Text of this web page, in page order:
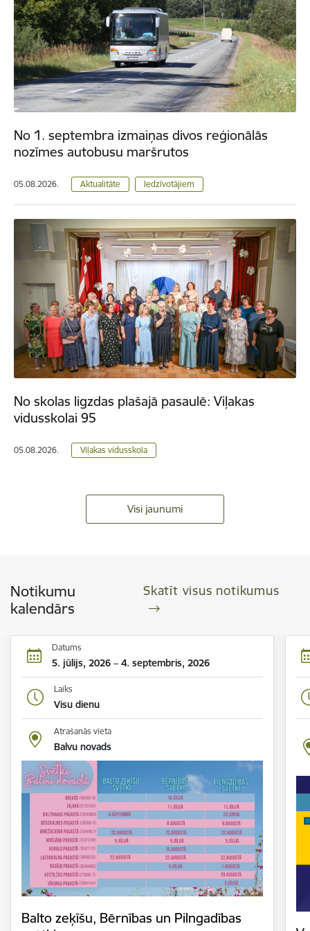
No 1. septembra izmaiņas divos reģionālās
nozīmes autobusu maršrutos
05.08.2026. Aktualitāte Iedzīvotājiem
No skolas ligzdas plašajā pasaulē: Viļakas
vidusskolai 95
05.08.2026. Viļakas vidusskola
Visi jaunumi
Notikumu
kalendārs
Skatīt visus notikumus
Datums
5. jūlijs, 2026 – 4. septembris, 2026
Laiks
Visu dienu
Atrašanās vieta
Balvu novads
Balto zeķīšu, Bērnības un Pilngadības